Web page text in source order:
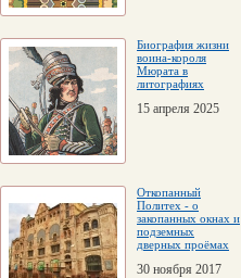
Биография жизни
воина-короля
Мюрата в
литографиях
15 апреля 2025
Откопанный
Политех - о
закопанных окнах и
подземных
дверных проёмах
30 ноября 2017